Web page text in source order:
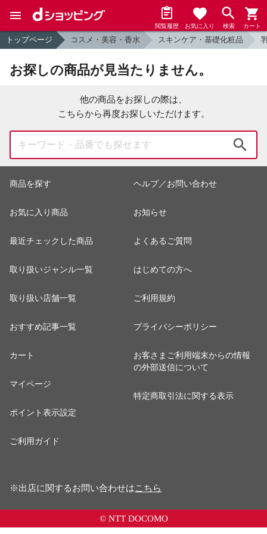
閲覧履歴 お気に入り 検索 カート
トップページ コスメ・美容・香水 スキンケア・基礎化粧品
お探しの商品が見当たりません。
他の商品をお探しの際は、
こちらから再度お探しいただけます。
商品を探す
お気に入り商品
最近チェックした商品
取り扱いジャンル一覧
取り扱い店舗一覧
おすすめ記事一覧
カート
マイページ
ポイント表示設定
ご利用ガイド
ヘルプ／お問い合わせ
お知らせ
よくあるご質問
はじめての方へ
ご利用規約
プライバシーポリシー
お客さまご利用端末からの情報
の外部送信について
特定商取引法に関する表示
※出店に関するお問い合わせはこちら
© NTT DOCOMO